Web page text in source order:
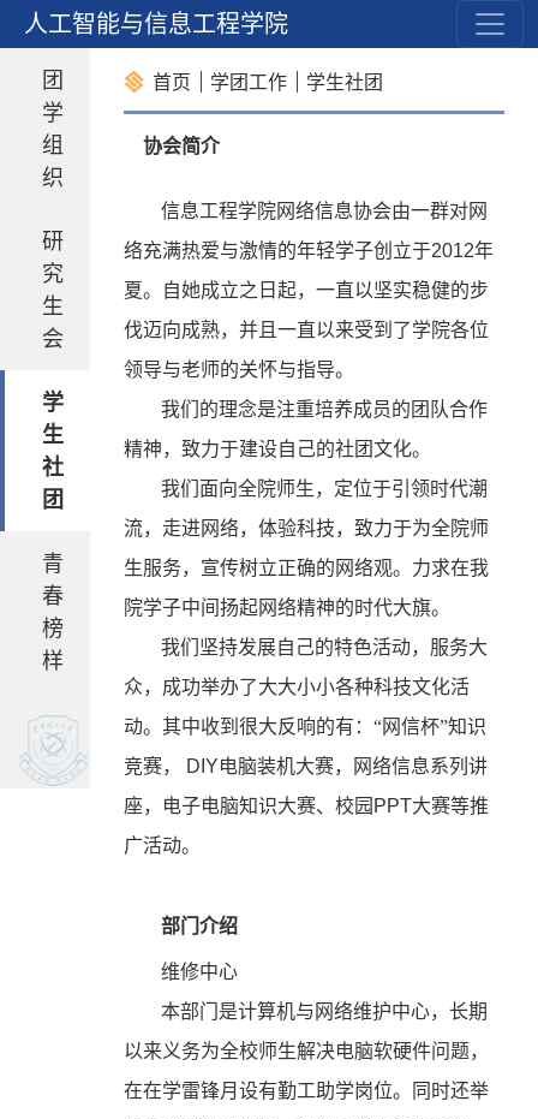
人工智能与信息工程学院
作
团
学
组
织
研
究
生
会
学
生
社
团
青
春
榜
样
首页 学团工作 学生社团
协会简介
信息工程学院网络信息协会由一群对网
络充满热爱与激情的年轻学子创立于2012年
夏。自她成立之日起，一直以坚实稳健的步
伐迈向成熟，并且一直以来受到了学院各位
领导与老师的关怀与指导。
我们的理念是注重培养成员的团队合作
精神，致力于建设自己的社团文化。
我们面向全院师生，定位于引领时代潮
流，走进网络，体验科技，致力于为全院师
生服务，宣传树立正确的网络观。力求在我
院学子中间扬起网络精神的时代大旗。
我们坚持发展自己的特色活动，服务大
众，成功举办了大大小小各种科技文化活
动。其中收到很大反响的有：“网信杯”知识
竞赛，
DIY电脑装机大赛，网络信息系列讲
座，电子电脑知识大赛、校园 PPT大赛等推
广活动。
部门介绍
维修中心
本部门是计算机与网络维护中心，长期
以来义务为全校师生解决电脑软硬件问题，
在在学雷锋月设有勤工助学岗位。同时还举